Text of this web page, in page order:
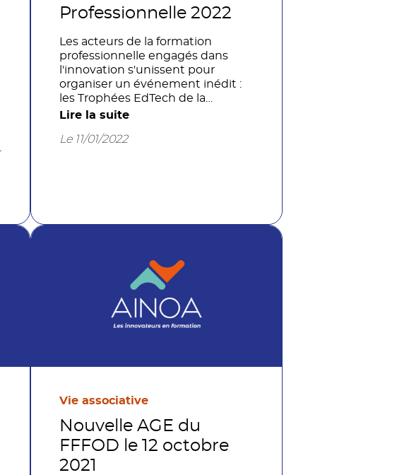
Professionnelle 2022
Les acteurs de la formation
professionnelle engagés dans
l'innovation s'unissent pour
organiser un événement inédit :
les Trophées EdTech de la
Formation Professionnelle. Le
multimodalité s'associe à cette
structures de la EdTech. Attention
Lire la suite
Le 11/01/2022
Vie associative
Nouvelle AGE du
FFFOD le 12 octobre
2021